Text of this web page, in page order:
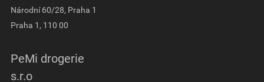
Národní 60/28, Praha 1
Praha 1, 110 00
PeMi drogerie
s.r.o